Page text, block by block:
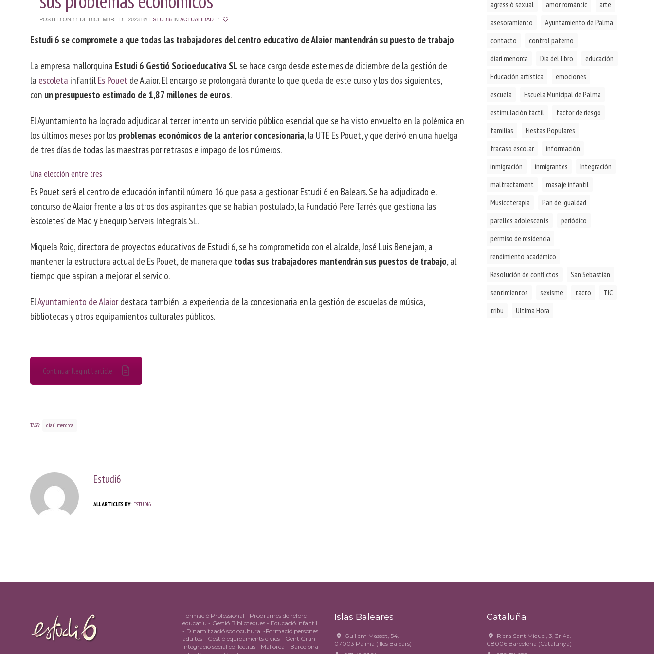
DESCUBRIMIENTO
INFANTIL
SOCIAL
COLECTIVOS
POSTED ON 11 DE DICIEMBRE DE 2023 BY ESTUDI6 IN ACTUALIDAD /
Estudi 6 se compromete a que todas las trabajadores del centro educativo de Alaior mantendrán su puesto de trabajo
La empresa mallorquina Estudi 6 Gestió Socioeducativa SLse hace cargo desde este mes de diciembre de la gestión de
la escoleta infantilEs Pouetde Alaior. El encargo se prolongará durante lo que queda de este curso y los dos siguientes,
con un presupuesto estimado de 1,87 millones de euros.
El Ayuntamiento ha logrado adjudicar al tercer intento un servicio público esencial que se ha visto envuelto en la polémica en
los últimos meses por losproblemas económicos de la anterior concesionaria, la UTE Es Pouet, y que derivó en una huelga
de tres días de todas las maestras por retrasos e impago de los números.
Una elección entre tres
Es Pouet será el centro de educación infantil número 16 que pasa a gestionar Estudi 6 en Balears. Se ha adjudicado el
concurso de Alaior frente a los otros dos aspirantes que se habían postulado, la Fundació Pere Tarrés que gestiona las
‘escoletes’ de Maó y Enequip Serveis Integrals SL.
Miquela Roig, directora de proyectos educativos de Estudi 6, se ha comprometido con el alcalde, José Luis Benejam, a
mantener la estructura actual de Es Pouet, de manera que todas sus trabajadores mantendrán sus puestos de trabajo, al
tiempo que aspiran a mejorar el servicio.
ElAyuntamiento de Alaiordestaca también la experiencia de la concesionaria en la gestión de escuelas de música,
bibliotecas y otros equipamientos culturales públicos.
Continuar llegint l'article
TAGS: diari menorca
Estudi6
ALL ARTICLES BY: ESTUDI6
agressió sexual
amor romàntic
arte
asesoramiento
Ayuntamiento de Palma
contacto
control paterno
diari menorca
Día del libro
educación
Educación artística
emociones
escuela
Escuela Municipal de Palma
estimulación táctil
factor de riesgo
familias
Fiestas Populares
fracaso escolar
información
inmigración
inmigrantes
Integración
maltractament
masaje infantil
Musicoterapia
Pan de igualdad
parelles adolescents
periódico
permiso de residencia
rendimiento académico
Resolución de conflictos
San Sebastián
sentimientos
sexisme tacto
TIC
tribu
Ultima Hora
Formació Professional - Programes de reforç
educatiu - Gestió Biblioteques - Educació infantil
- Dinamització sociocultural -Formació persones
adultes - Gestió equipaments cívics - Gent Gran -
Integració social col·lectius - Mallorca - Barcelona
Islas Baleares
Guillem Massot, 54.
07003 Palma (Illes Balears)
Cataluña
Riera Sant Miquel, 3, 3r 4a.
08006 Barcelona (Catalunya)